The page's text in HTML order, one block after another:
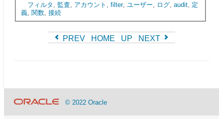
フィルタ
監査 アカウント filter, ユーザー ログ, audit, 定
義, 関数, 接続
PREV HOME UP NEXT
© 2022 Oracle